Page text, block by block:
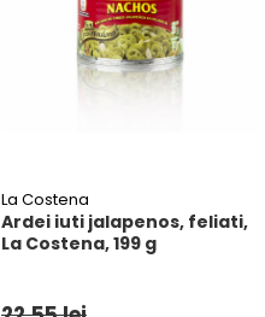
La Costena
Ardei iuti jalapenos, feliati,
La Costena, 199 g